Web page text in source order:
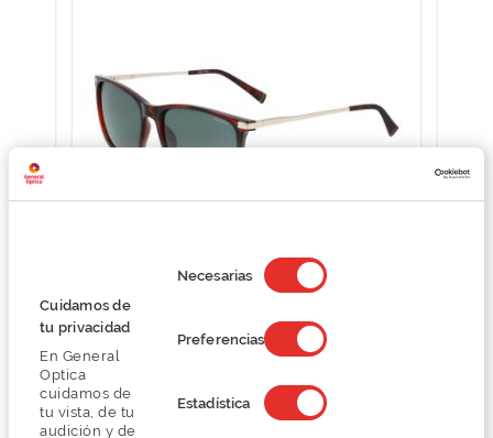
Cuidamos de
tu privacidad
En General
Optica
cuidamos de
tu vista, de tu
audición y de
de
consentimiento
Necesarias
Preferencias
Estadística
Nautica N3660SP
63,75 €
85,00 €